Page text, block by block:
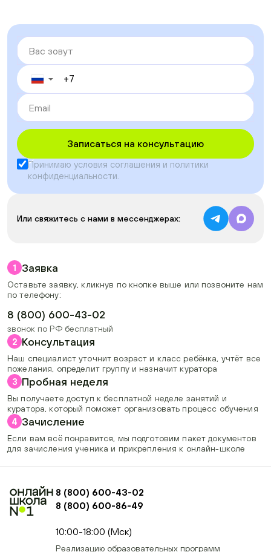
▼
Записаться на консультацию
Принимаю условия соглашения и политики
конфиденциальности.
Или свяжитесь с нами в мессенджерах:
1 Заявка
Оставьте заявку, кликнув по кнопке выше или позвоните нам
по телефону:
8 (800) 600-43-02
звонок по РФ бесплатный
2 Консультация
Наш специалист уточнит возраст и класс ребёнка, учтёт все
пожелания, определит группу и назначит куратора
3 Пробная неделя
Вы получаете доступ к бесплатной неделе занятий и
куратора, который поможет организовать процесс обучения
4 Зачисление
Если вам всё понравится, мы подготовим пакет документов
для зачисления ученика и прикрепления к онлайн-школе
8 (800) 600-43-02
8 (800) 600-86-49
10:00-18:00 (Мск)
Реализацию образовательных программ